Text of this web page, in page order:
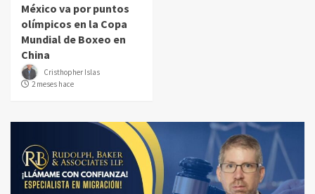
México va por puntos
olímpicos en la Copa
Mundial de Boxeo en
China
Cristhopher Islas
2 meses hace